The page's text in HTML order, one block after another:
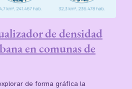
de densidad
en comunas de
de forma gráfica la